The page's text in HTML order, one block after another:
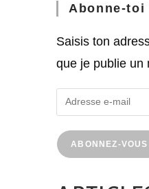
Abonne-toi
Saisis ton
que je publie un
ABONNEZ-VOUS